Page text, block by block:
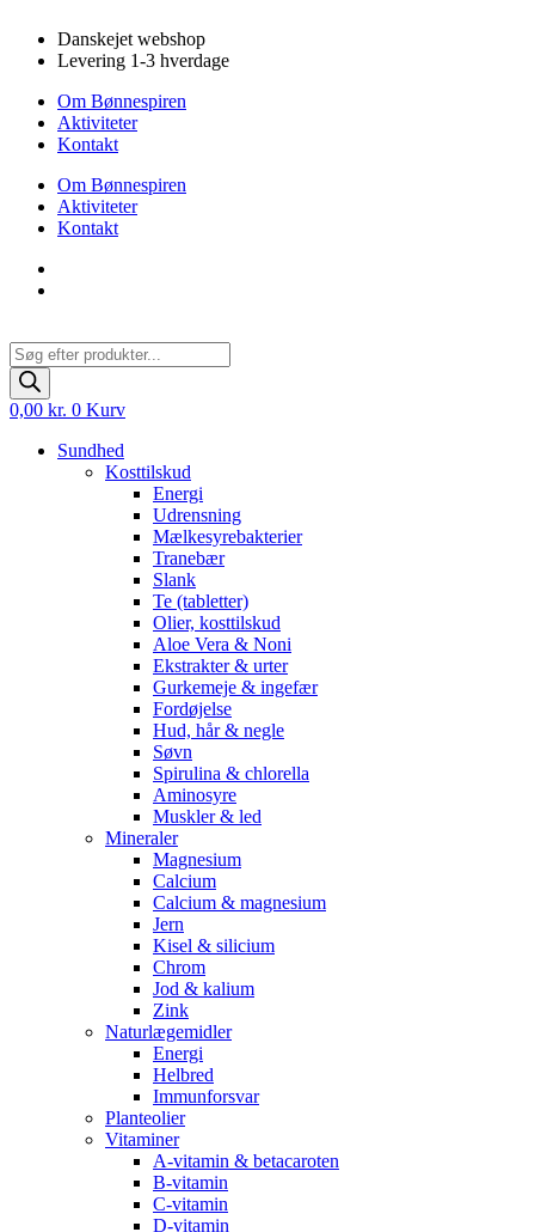
indhold
Danskejet webshop
Levering 1-3 hverdage
Om Bønnespiren
Aktiviteter
Kontakt
Om Bønnespiren
Aktiviteter
Kontakt
Products
search
0,00 kr. 0 Kurv
Sundhed
Kosttilskud
Energi
Udrensning
Mælkesyrebakterier
Tranebær
Slank
Te (tabletter)
Olier, kosttilskud
Aloe Vera & Noni
Ekstrakter & urter
Gurkemeje & ingefær
Fordøjelse
Hud, hår & negle
Søvn
Spirulina & chlorella
Aminosyre
Muskler & led
Mineraler
Magnesium
Calcium
Calcium & magnesium
Jern
Kisel & silicium
Chrom
Jod & kalium
Zink
Naturlægemidler
Energi
Helbred
Immunforsvar
Planteolier
Vitaminer
A-vitamin & betacaroten
B-vitamin
C-vitamin
D-vitamin